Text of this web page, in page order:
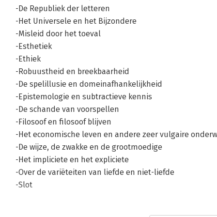
-De Republiek der letteren
-Het Universele en het Bijzondere
-Misleid door het toeval
-Esthetiek
-Ethiek
-Robuustheid en breekbaarheid
-De spelillusie en domeinafhankelijkheid
-Epistemologie en subtractieve kennis
-De schande van voorspellen
-Filosoof en filosoof blijven
-Het economische leven en andere zeer vulgaire
-De wijze, de zwakke en de grootmoedige
-Het impliciete en het expliciete
-Over de variëteiten van liefde en niet-liefde
-Slot